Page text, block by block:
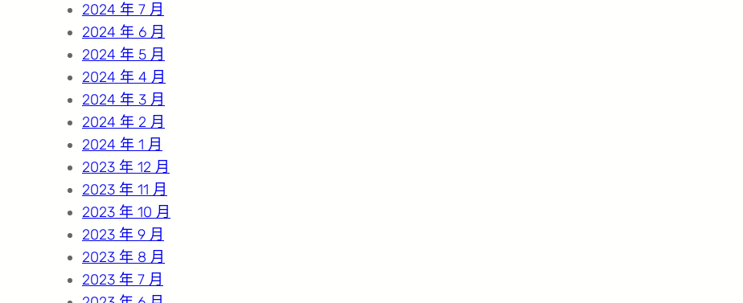
2024 年 7 月
2024 年 6 月
2024 年 5 月
2024 年 4 月
2024 年 3 月
2024 年 2 月
2024 年 1 月
2023 年 12 月
2023 年 11 月
2023 年 10 月
2023 年 9 月
2023 年 8 月
2023 年 7 月